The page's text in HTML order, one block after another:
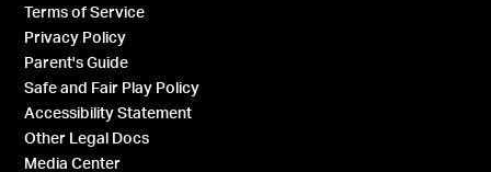
Terms of Service
Privacy Policy
Parent's Guide
Safe and Fair Play Policy
Accessibility Statement
Other Legal Docs
Media Center